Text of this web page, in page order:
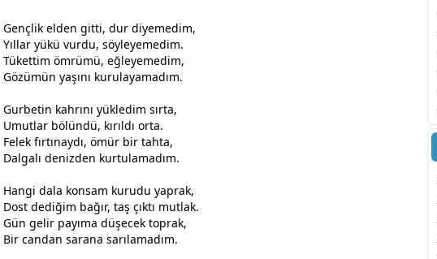
Gençlik elden gitti, dur diyemedim,
Yıllar yükü vurdu, söyleyemedim.
Tükettim ömrümü, eğleyemedim,
Gözümün yaşını kurulayamadım.
Gurbetin kahrını yükledim sırta,
Umutlar bölündü, kırıldı orta.
Felek fırtınaydı, ömür bir tahta,
Dalgalı denizden kurtulamadım.
Hangi dala konsam kurudu yaprak,
Dost dediğim bağır, taş çıktı mutlak.
Gün gelir payıma düşecek toprak,
Bir candan sarana sarılamadım.